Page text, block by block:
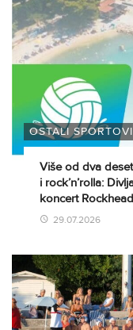
OSTALI SPORTOVI
Više od dva
i rock’n’rolla:
koncert
29.07.2026